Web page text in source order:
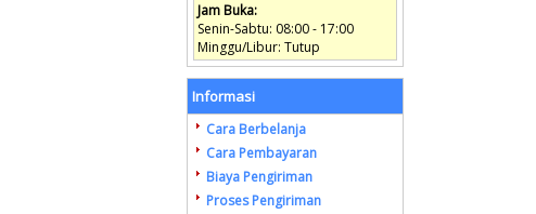
Jam Buka:
Senin-Sabtu: 08:00 - 17:00
Minggu/Libur: Tutup
Informasi
Cara Berbelanja
Cara Pembayaran
Biaya Pengiriman
Proses Pengiriman